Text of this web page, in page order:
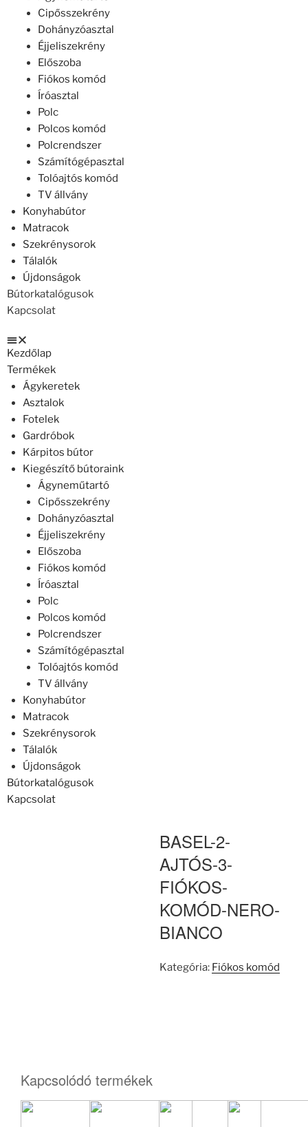
Cipősszekrény
Dohányzóasztal
Éjjeliszekrény
Előszoba
Fiókos komód
Íróasztal
Polc
Polcos komód
Polcrendszer
Számítógépasztal
Tolóajtós komód
TV állvány
Konyhabútor
Matracok
Szekrénysorok
Tálalók
Újdonságok
Bútorkatalógusok
Kapcsolat
Kezdőlap
Termékek
Ágykeretek
Asztalok
Fotelek
Gardróbok
Kárpitos bútor
Kiegészítő bútoraink
Ágyneműtartó
Cipősszekrény
Dohányzóasztal
Éjjeliszekrény
Előszoba
Fiókos komód
Íróasztal
Polc
Polcos komód
Polcrendszer
Számítógépasztal
Tolóajtós komód
TV állvány
Konyhabútor
Matracok
Szekrénysorok
Tálalók
Újdonságok
Bútorkatalógusok
Kapcsolat
BASEL-2-
AJTÓS-3-
FIÓKOS-
KOMÓD-NERO-
BIANCO
Kategória: Fiókos komód
Kapcsolódó termékek